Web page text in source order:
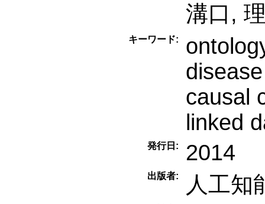
溝口,
キーワード:
causal
linked
発行日: 2014
出版者: 人工知